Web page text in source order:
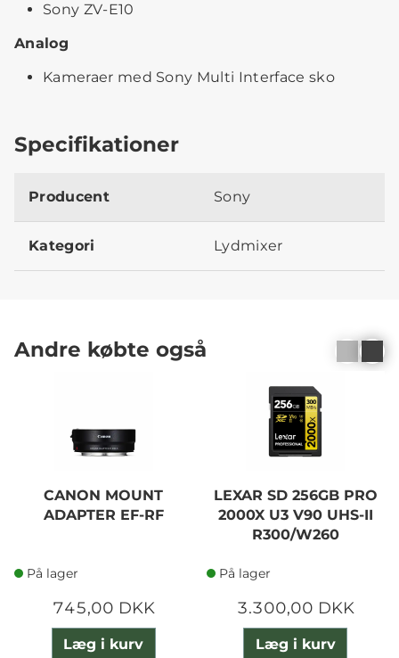
Sony ZV-E10
Analog
Kameraer med Sony Multi Interface sko
Specifikationer
Producent Sony
Kategori Lydmixer
Andre købte også
CANON MOUNT
ADAPTER EF-RF
På lager
745,00 DKK
Læg i kurv
LEXAR SD 256GB PRO
2000X U3 V90 UHS-II
R300/W260
På lager
3.300,00 DKK
Læg i kurv